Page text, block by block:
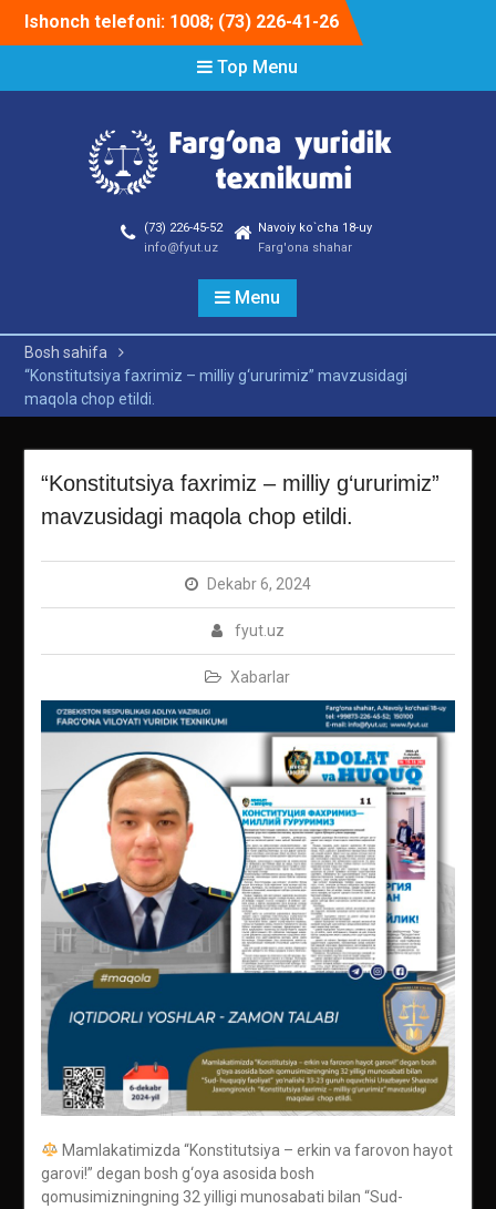
Ishonch telefoni: 1008; (73) 226-41-26
Top Menu
(73) 226-45-52
info@fyut.uz
Navoiy ko`cha 18-uy
Farg'ona shahar
Menu
Bosh sahifa
“Konstitutsiya faxrimiz – milliy g‘ururimiz” mavzusidagi
maqola chop etildi.
“Konstitutsiya faxrimiz – milliy g‘ururimiz”
mavzusidagi maqola chop etildi.
Dekabr 6, 2024
fyut.uz
Xabarlar
Mamlakatimizda “Konstitutsiya – erkin va farovon hayot
garovi!” degan bosh g‘oya asosida bosh
qomusimizningning 32 yilligi munosabati bilan “Sud-